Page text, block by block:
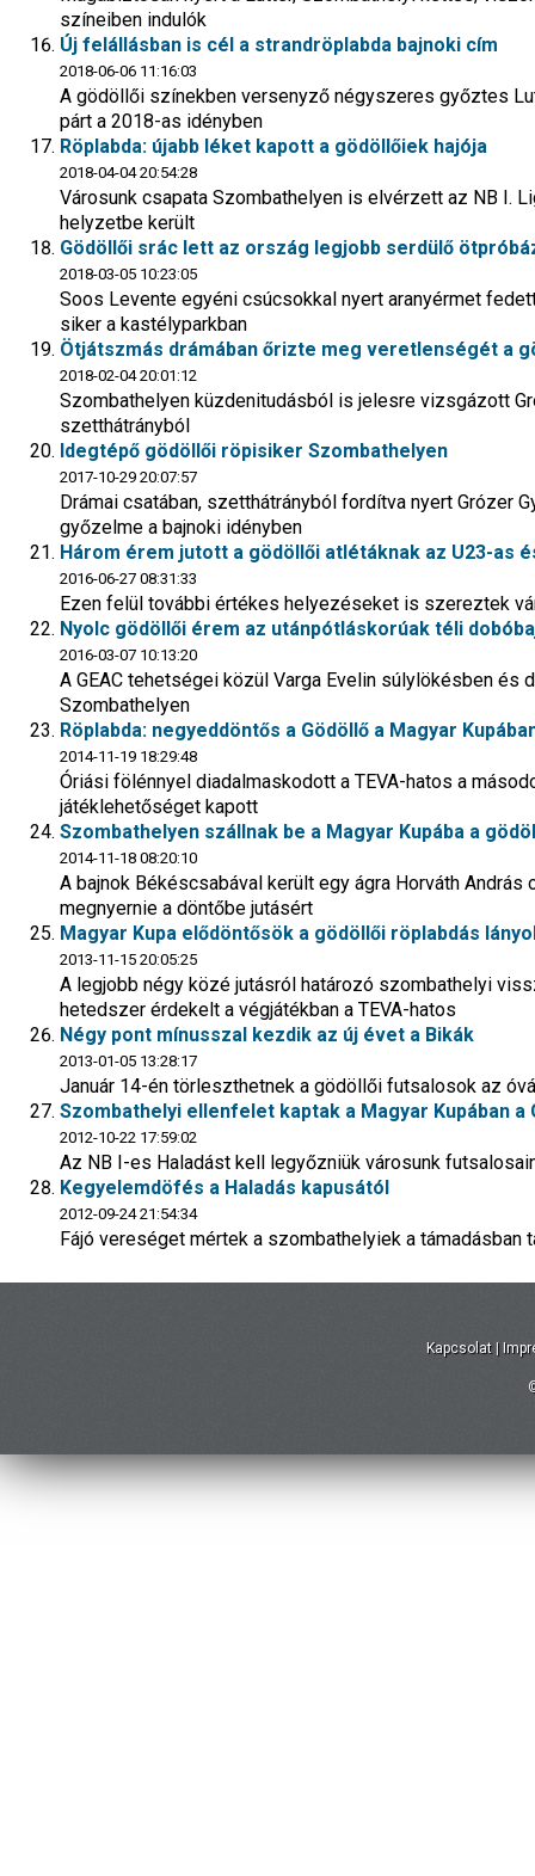
színeiben indulók
Új felállásban is cél a strandröplabda bajnoki cím
2018-06-06 11:16:03
A gödöllői színekben versenyző négyszeres győztes
párt a 2018-as idényben
Röplabda: újabb léket kapott a gödöllőiek hajója
2018-04-04 20:54:28
Városunk csapata Szombathelyen is elvérzett az NB I.
helyzetbe került
Gödöllői srác lett az ország legjobb serdülő
2018-03-05 10:23:05
Soos Levente egyéni csúcsokkal nyert aranyérmet
siker a kastélyparkban
Ötjátszmás drámában őrizte meg veretlenségét a
2018-02-04 20:01:12
Szombathelyen küzdenitudásból is jelesre vizsgázott
szetthátrányból
Idegtépő gödöllői röpisiker Szombathelyen
2017-10-29 20:07:57
Drámai csatában, szetthátrányból fordítva nyert Grózer
győzelme a bajnoki idényben
Három érem jutott a gödöllői atlétáknak az U23-as
2016-06-27 08:31:33
Ezen felül további értékes helyezéseket is szereztek
Nyolc gödöllői érem az utánpótláskorúak téli
2016-03-07 10:13:20
A GEAC tehetségei közül Varga Evelin súlylökésben
Szombathelyen
Röplabda: negyeddöntős a Gödöllő a Magyar
2014-11-19 18:29:48
Óriási fölénnyel diadalmaskodott a TEVA-hatos a
játéklehetőséget kapott
Szombathelyen szállnak be a Magyar Kupába a
2014-11-18 08:20:10
A bajnok Békéscsabával került egy ágra Horváth András
megnyernie a döntőbe jutásért
Magyar Kupa elődöntősök a gödöllői röplabdás
2013-11-15 20:05:25
A legjobb négy közé jutásról határozó szombathelyi
hetedszer érdekelt a végjátékban a TEVA-hatos
Négy pont mínusszal kezdik az új évet a Bikák
2013-01-05 13:28:17
Január 14-én törleszthetnek a gödöllői futsalosok az
Szombathelyi ellenfelet kaptak a Magyar Kupában a
2012-10-22 17:59:02
Az NB I-es Haladást kell legyőzniük városunk
Kegyelemdöfés a Haladás kapusától
2012-09-24 21:54:34
Fájó vereséget mértek a szombathelyiek a támadásban
Kapcsolat |